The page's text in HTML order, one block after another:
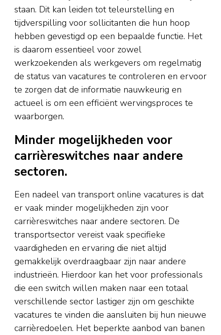
staan. Dit kan leiden tot teleurstelling en
tijdverspilling voor sollicitanten die hun hoop
hebben gevestigd op een bepaalde functie. Het
is daarom essentieel voor zowel
werkzoekenden als werkgevers om regelmatig
de status van vacatures te controleren en ervoor
te zorgen dat de informatie nauwkeurig en
actueel is om een efficiënt wervingsproces te
waarborgen.
Minder mogelijkheden voor
carrièreswitches naar andere
sectoren.
Een nadeel van transport online vacatures is dat
er vaak minder mogelijkheden zijn voor
carrièreswitches naar andere sectoren. De
transportsector vereist vaak specifieke
vaardigheden en ervaring die niet altijd
gemakkelijk overdraagbaar zijn naar andere
industrieën. Hierdoor kan het voor professionals
die een switch willen maken naar een totaal
verschillende sector lastiger zijn om geschikte
vacatures te vinden die aansluiten bij hun nieuwe
carrièredoelen. Het beperkte aanbod van banen